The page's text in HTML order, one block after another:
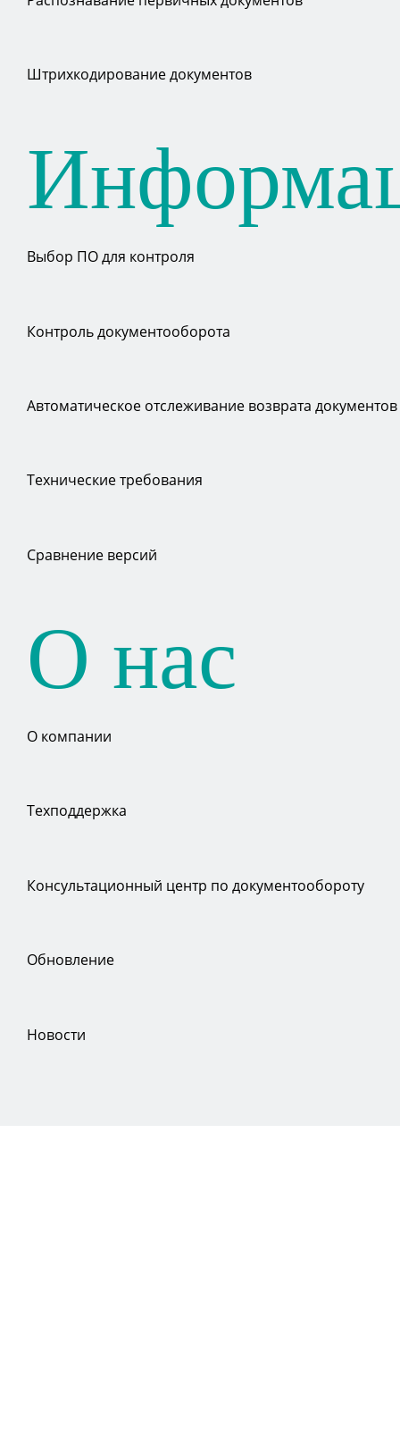
Штрихкодирование документов
Выбор ПО для контроля
Контроль документооборота
Автоматическое отслеживание возврата документов
Технические требования
Сравнение версий
О нас
О компании
Техподдержка
Консультационный центр по документообороту
Обновление
Новости